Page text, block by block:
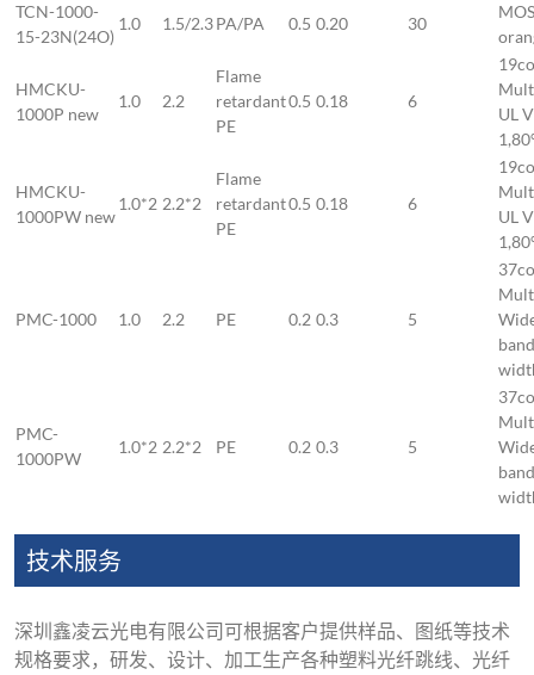
TCN-1000-
15-23N(24O)
1.0 1.5/2.3PA/PA 0.5 0.20 30
HMCKU-
1000P new
1.0 2.2
Flame
retardant
PE
0.5 0.18 6
UL
HMCKU-
1000PW new
1.0*2 2.2*2
Flame
retardant
PE
0.5 0.18 6
UL
PMC-1000 1.0 2.2 PE 0.2 0.3 5
band
PMC-
1000PW
1.0*2 2.2*2 PE 0.2 0.3 5
band
技术服务
深圳鑫凌云光电有限公司可根据客户提供样品、图纸等技术
规格要求，研发、设计、加工生产各种塑料光纤跳线、光纤